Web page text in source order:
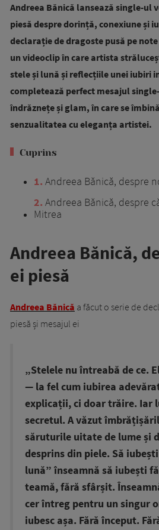
Andreea Bănică lansează single-ul
piesă despre dorință, conexiune și
declarație de dragoste pusă pe
un videoclip în care artista
stele și lună și reflecțiile unei iubiri
completează perfect mesajul
îndrăznețe și glam, în care se
senzualitatea cu eleganța artistei.
Cuprins
1 Andreea Bănică, despre
2 Andreea Bănică, despre
Mitrea
Andreea Bănică,
ei piesă
Andreea Bănică a făcut o serie de
piesă și mesajul ei
„Stelele nu întreabă de ce.
— la fel cum iubirea
explicații, ci doar trăire. Iar
secretul. A văzut
săruturile uitate de lume și
desprins din piele. Să
lună” înseamnă să iubești
teamă, fără sfârșit.
cer întreg pentru un singur
iubesc așa. Fără început.